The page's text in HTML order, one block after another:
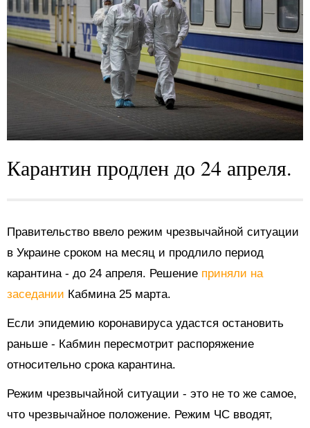
Карантин продлен до 24 апреля.
Правительство ввело режим чрезвычайной ситуации
в Украине сроком на месяц и продлило период
карантина - до 24 апреля. Решение приняли на
заседании Кабмина 25 марта.
Если эпидемию коронавируса удастся остановить
раньше - Кабмин пересмотрит распоряжение
относительно срока карантина.
Режим чрезвычайной ситуации - это не то же самое,
что чрезвычайное положение. Режим ЧС вводят,